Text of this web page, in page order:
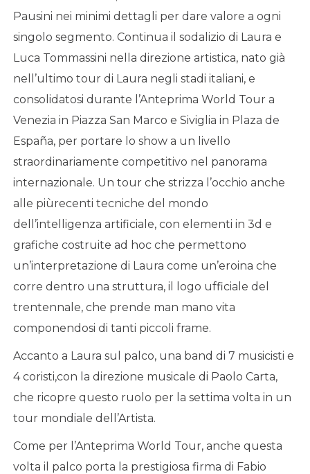
Pausini nei minimi dettagli per dare valore a ogni
singolo segmento. Continua il sodalizio di Laura e
Luca Tommassini nella direzione artistica, nato già
nell’ultimo tour di Laura negli stadi italiani, e
consolidatosi durante l’Anteprima World Tour a
Venezia in Piazza San Marco e Siviglia in Plaza de
España, per portare lo show a un livello
straordinariamente competitivo nel panorama
internazionale. Un tour che strizza l’occhio anche
alle piùrecenti tecniche del mondo
dell’intelligenza artificiale, con elementi in 3d e
grafiche costruite ad hoc che permettono
un’interpretazione di Laura come un’eroina che
corre dentro una struttura, il logo ufficiale del
trentennale, che prende man mano vita
componendosi di tanti piccoli frame.
Accanto a Laura sul palco, una band di 7 musicisti e
4 coristi,con la direzione musicale di Paolo Carta,
che ricopre questo ruolo per la settima volta in un
tour mondiale dell’Artista.
Come per l’Anteprima World Tour, anche questa
volta il palco porta la prestigiosa firma di Fabio